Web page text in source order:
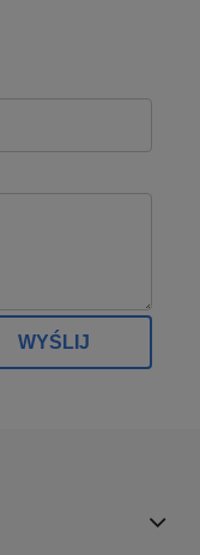
WYŚLIJ